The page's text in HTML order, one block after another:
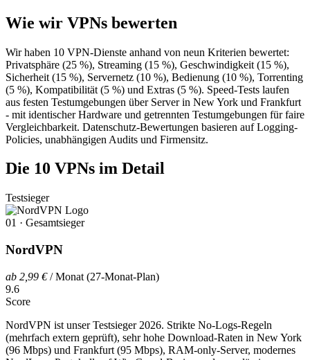
Wie wir VPNs bewerten
Wir haben 10 VPN-Dienste anhand von neun Kriterien bewertet:
Privatsphäre (25 %), Streaming (15 %), Geschwindigkeit (15 %),
Sicherheit (15 %), Servernetz (10 %), Bedienung (10 %), Torrenting
(5 %), Kompatibilität (5 %) und Extras (5 %). Speed-Tests laufen
aus festen Testumgebungen über Server in New York und Frankfurt
- mit identischer Hardware und getrennten Testumgebungen für faire
Vergleichbarkeit. Datenschutz-Bewertungen basieren auf Logging-
Policies, unabhängigen Audits und Firmensitz.
Die 10 VPNs im Detail
Testsieger
01 · Gesamtsieger
NordVPN
ab 2,99 €/ Monat (27-Monat-Plan)
9.6
Score
NordVPN ist unser Testsieger 2026. Strikte No-Logs-Regeln
(mehrfach extern geprüft), sehr hohe Download-Raten in New York
(96 Mbps) und Frankfurt (95 Mbps), RAM-only-Server, modernes